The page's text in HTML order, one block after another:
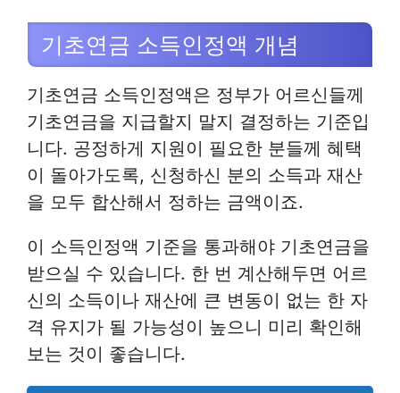
기초연금 소득인정액 개념
기초연금 소득인정액은 정부가 어르신들께
기초연금을 지급할지 말지 결정하는 기준입
니다. 공정하게 지원이 필요한 분들께 혜택
이 돌아가도록, 신청하신 분의 소득과 재산
을 모두 합산해서 정하는 금액이죠.
이 소득인정액 기준을 통과해야 기초연금을
받으실 수 있습니다. 한 번 계산해두면 어르
신의 소득이나 재산에 큰 변동이 없는 한 자
격 유지가 될 가능성이 높으니 미리 확인해
보는 것이 좋습니다.